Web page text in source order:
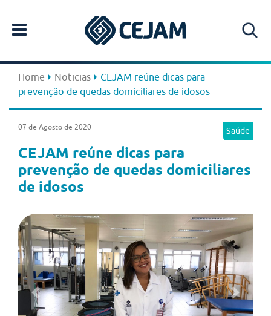
Home Noticias
CEJAM reúne dicas para
prevenção de quedas domiciliares de idosos
Saúde
07 de Agosto de 2020
CEJAM reúne dicas para
prevenção de quedas domiciliares
de idosos
Previous Next